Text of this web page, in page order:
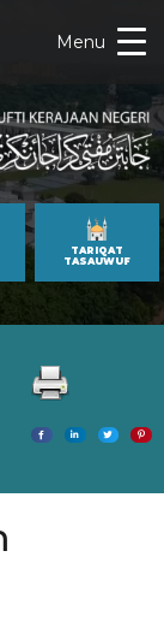
Menu
TARIQAT
TASAUWUF